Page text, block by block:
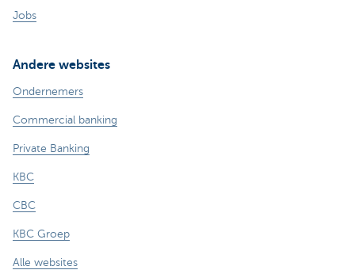
Jobs
Andere websites
Ondernemers
Commercial banking
Private Banking
KBC
CBC
KBC Groep
Alle websites